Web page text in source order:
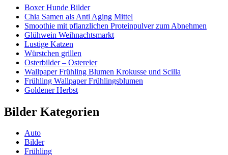
Boxer Hunde Bilder
Chia Samen als Anti Aging Mittel
Smoothie mit pflanzlichen Proteinpulver zum Abnehmen
Glühwein Weihnachtsmarkt
Lustige Katzen
Würstchen grillen
Osterbilder – Ostereier
Wallpaper Frühling Blumen Krokusse und Scilla
Frühling Wallpaper Frühlingsblumen
Goldener Herbst
Bilder Kategorien
Auto
Bilder
Frühling